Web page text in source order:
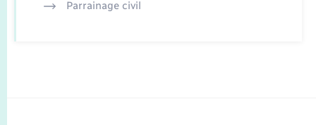
Parrainage civil